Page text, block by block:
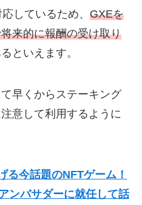
しているため、 GXEを
来的に報酬の受け取り
といえます。
早くからステーキング
意して利用するように
る今話題のNFTゲーム！
ンバサダーに就任して話